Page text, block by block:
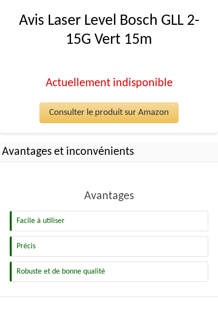
Avis Laser Level Bosch GLL 2-
15G Vert 15m
Actuellement indisponible
Consulter le produit sur Amazon
Avantages et inconvénients
Avantages
Facile à utiliser
Précis
Robuste et de bonne qualité